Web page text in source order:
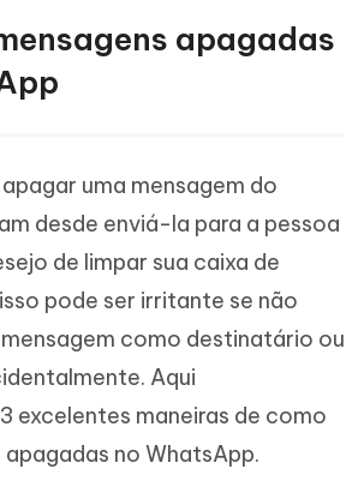
apagadas
uma mensagem do
desde enviá-la para a pessoa
de limpar sua caixa de
pode ser irritante se não
como destinatário ou
Aqui
excelentes maneiras de como
no WhatsApp.